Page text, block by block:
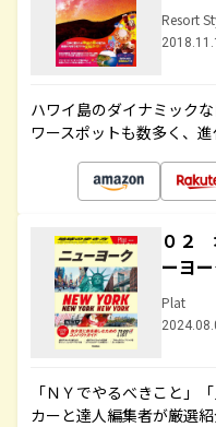
Resort
ハワイ島のダイナミック
ワースポットも数多く、
０２
ーヨ
Plat
「ＮＹでやるべきこと」
カーと達人編集者が厳選